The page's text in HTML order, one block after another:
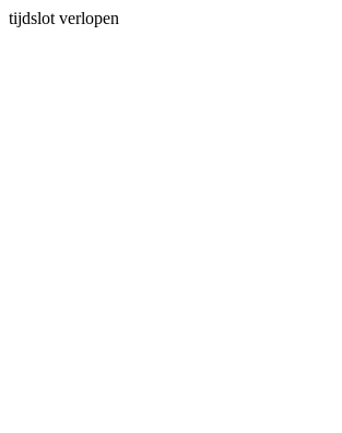
tijdslot verlopen